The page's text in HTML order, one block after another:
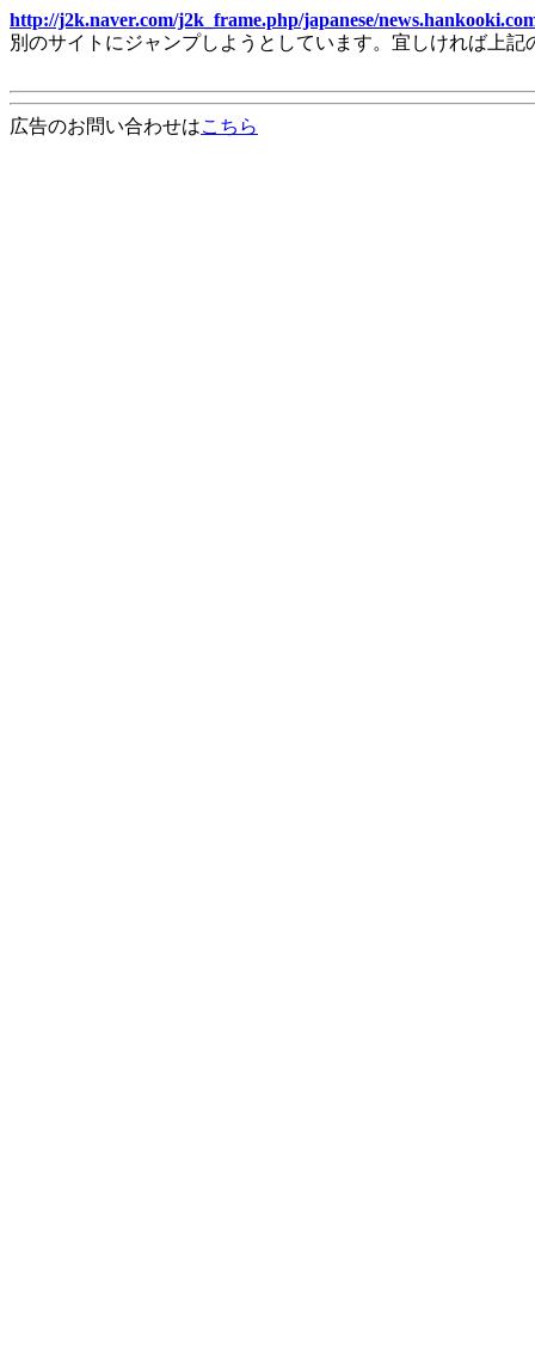
http://j2k.naver.com/j2k_frame.php/japanese/
別のサイトにジャンプしようとしています。宜しければ上
広告のお問い合わせはこちら